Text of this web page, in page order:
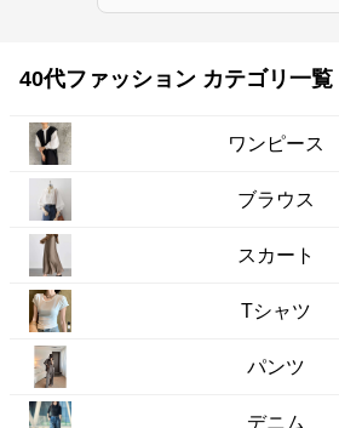
40代ファッション カテゴリ一覧
ワンピース
ブラウス
スカート
Tシャツ
パンツ
デニム